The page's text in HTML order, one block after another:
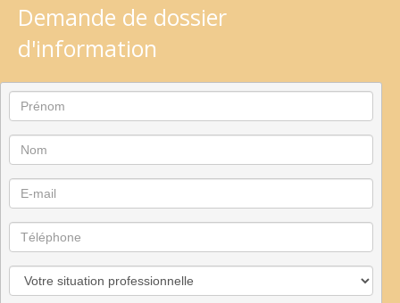
Demande de dossier
d'information